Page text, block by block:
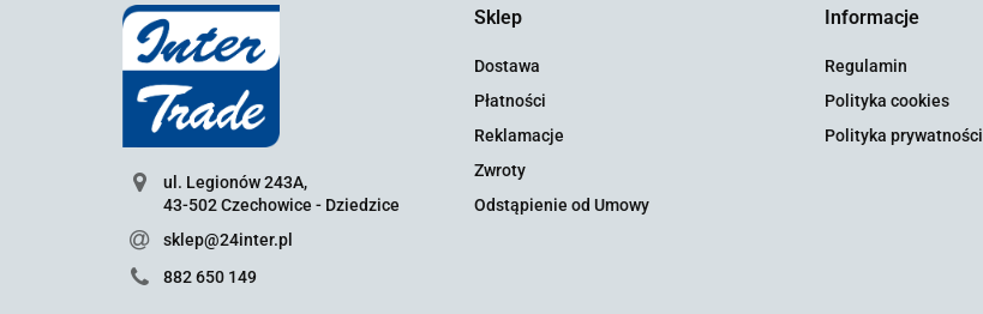
ul. Legionów 243A,
43-502 Czechowice - Dziedzice
sklep@24inter.pl
882 650 149
Sklep
Dostawa
Płatności
Reklamacje
Zwroty
Odstąpienie od Umowy
Informacje
Regulamin
Polityka cookies
Polityka prywatności